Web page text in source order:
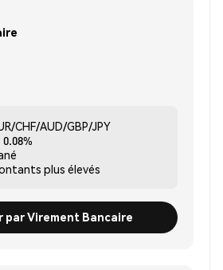
CHF/AUD/GBP/JPY
0.08%
plus élevés
par Virement Bancaire